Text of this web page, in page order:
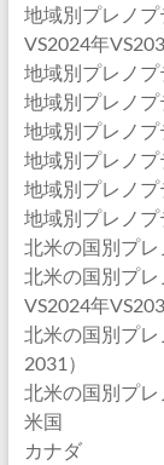
地域別プレノ
VS2024年
地域別プレノ
地域別プレノ
地域別プレノ
地域別プレノ
地域別プレノ
地域別プレノ
北米の国別プ
北米の国別プ
VS2024年
北米の国別プ
2031）
北米の国別プレ
米国
カナダ